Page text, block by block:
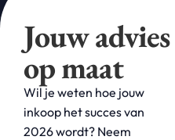
Jouw advies
op maat
Wil je weten hoe jouw
inkoop het succes van
2026 wordt? Neem